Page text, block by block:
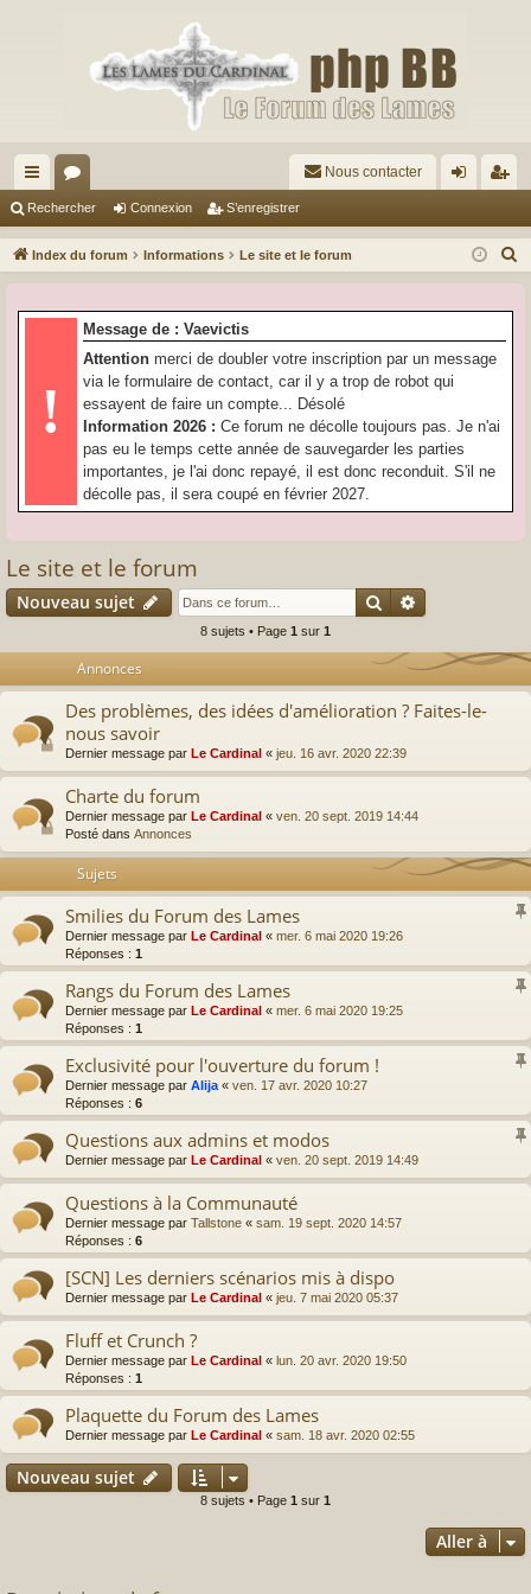
cc
ès
pi
or
u
s
Nous contacter
ne
on
nr
ist
Rechercher Connexion S’enregistrer
Index du forum Informations Le site et le forum
!
Message de : Vaevictis
Attention merci de doubler votre inscription par un message
via le formulaire de contact, car il y a trop de robot qui
essayent de faire un compte... Désolé
Information 2026 : Ce forum ne décolle toujours pas. Je n'ai
pas eu le temps cette année de sauvegarder les parties
importantes, je l'ai donc repayé, il est donc reconduit. S'il ne
décolle pas, il sera coupé en février 2027.
Le site et le forum
Nouveau sujet Rechercher
8 sujets • Page 1 sur 1
Annonces
Des problèmes, des idées d'amélioration ? Faites-le-
nous savoir
Dernier message par Le Cardinal « jeu. 16 avr. 2020 22:39
Charte du forum
Dernier message par Le Cardinal « ven. 20 sept. 2019 14:44
Posté dans Annonces
Sujets
Smilies du Forum des Lames
Dernier message par Le Cardinal « mer. 6 mai 2020 19:26
Réponses : 1
Rangs du Forum des Lames
Dernier message par Le Cardinal « mer. 6 mai 2020 19:25
Réponses : 1
Exclusivité pour l'ouverture du forum !
Dernier message par Alija « ven. 17 avr. 2020 10:27
Réponses : 6
Questions aux admins et modos
Dernier message par Le Cardinal « ven. 20 sept. 2019 14:49
Questions à la Communauté
Dernier message par Tallstone « sam. 19 sept. 2020 14:57
Réponses : 6
[SCN] Les derniers scénarios mis à dispo
Dernier message par Le Cardinal « jeu. 7 mai 2020 05:37
Fluff et Crunch ?
Dernier message par Le Cardinal « lun. 20 avr. 2020 19:50
Réponses : 1
Plaquette du Forum des Lames
Dernier message par Le Cardinal « sam. 18 avr. 2020 02:55
Nouveau sujet
8 sujets • Page 1 sur 1
Aller à